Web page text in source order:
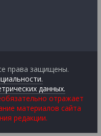
права защищены.
данных.
отражает
материалов сайта
редакции.